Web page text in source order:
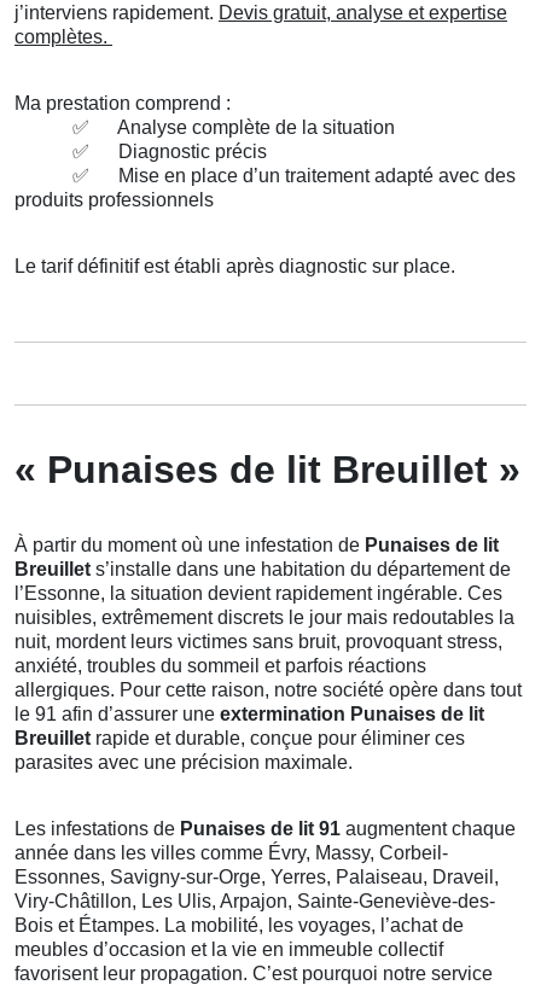
j’interviens rapidement. Devis gratuit, analyse et expertise
complètes.
Ma prestation comprend :
✅
Analyse complète de la situation
✅
Diagnostic précis
✅
Mise en place d’un traitement adapté avec des
produits professionnels
Le tarif définitif est établi après diagnostic sur place.
« Punaises de lit Breuillet »
À partir du moment où une infestation de Punaises de lit
Breuillet s’installe dans une habitation du département de
l’Essonne, la situation devient rapidement ingérable. Ces
nuisibles, extrêmement discrets le jour mais redoutables la
nuit, mordent leurs victimes sans bruit, provoquant stress,
anxiété, troubles du sommeil et parfois réactions
allergiques. Pour cette raison, notre société opère dans tout
le 91 afin d’assurer une extermination Punaises de lit
Breuillet rapide et durable, conçue pour éliminer ces
parasites avec une précision maximale.
Les infestations de Punaises de lit 91 augmentent chaque
année dans les villes comme Évry, Massy, Corbeil-
Essonnes, Savigny-sur-Orge, Yerres, Palaiseau, Draveil,
Viry-Châtillon, Les Ulis, Arpajon, Sainte-Geneviève-des-
Bois et Étampes. La mobilité, les voyages, l’achat de
meubles d’occasion et la vie en immeuble collectif
favorisent leur propagation. C’est pourquoi notre service